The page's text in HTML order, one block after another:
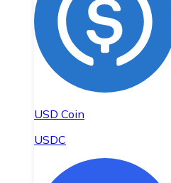
USD Coin
USDC